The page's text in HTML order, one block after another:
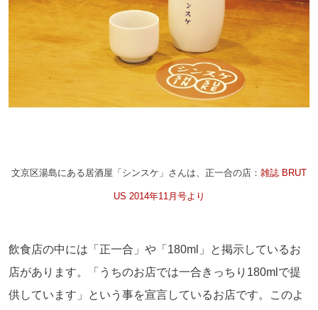
文京区湯島にある居酒屋「シンスケ」さんは、正一合の店： 雑誌 BRUT
US 2014年11月号より
飲食店の中には「正一合」や「180ml」と掲示しているお
店があります。「うちのお店では一合きっちり180mlで提
供しています」という事を宣言しているお店です。このよ